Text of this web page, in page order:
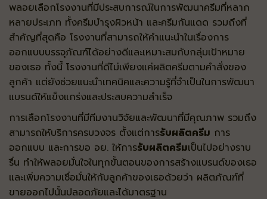
พลอยเลือกโรงงานที่มีประสบการณ์ในการพัฒนาครีมที่หลาก
หลายประเภท ทั้งครีมบำรุงผิวหน้า และครีมกันแดด รวมถึงที่
สำคัญที่สุดคือ โรงงานที่สามารถให้คำแนะนำในเรื่องการ
ออกแบบบรรจุภัณฑ์ได้อย่างดีและเหมาะสมกับกลุ่มเป้าหมาย
ของเธอ ทั้งนี้ โรงงานที่ดีไม่เพียงแค่ผลิตครีมตามคำสั่งของ
ลูกค้า แต่ยังช่วยแนะนำเทคนิคและความรู้ที่จำเป็นในการพัฒนา
แบรนด์ให้แข็งแกร่งและประสบความสำเร็จ
การเลือกโรงงานที่มีทีมงานวิจัยและพัฒนาที่มีคุณภาพ รวมถึง
สามารถให้บริการครบวงจร ตั้งแต่การรับผลิตครีม การ
ออกแบบ และการขอ อย. ให้การรับผลิตครีมเป็นไปอย่างราบ
รื่น ทำให้พลอยมั่นใจในทุกขั้นตอนของการสร้างแบรนด์ของเธอ
และเพิ่มความเชื่อมั่นให้กับลูกค้าของเธอด้วยว่า ผลิตภัณฑ์ที่
ขายออกไปนั้นปลอดภัยและได้มาตรฐาน